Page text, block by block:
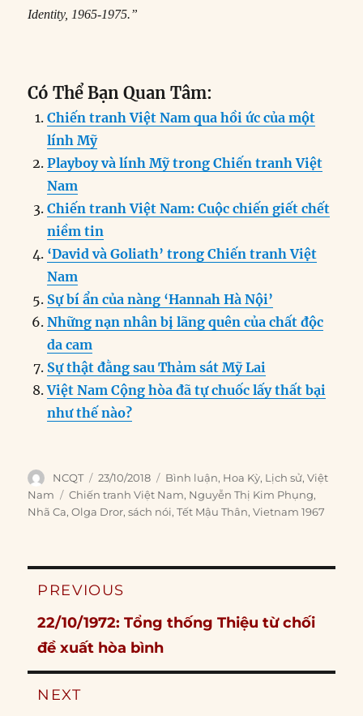
Identity, 1965-1975.”
Có Thể Bạn Quan Tâm:
Chiến tranh Việt Nam qua hồi ức của một
lính Mỹ
Playboy và lính Mỹ trong Chiến tranh Việt
Nam
Chiến tranh Việt Nam: Cuộc chiến giết chết
niềm tin
‘David và Goliath’ trong Chiến tranh Việt
Nam
Sự bí ẩn của nàng ‘Hannah Hà Nội’
Những nạn nhân bị lãng quên của chất độc
da cam
Sự thật đằng sau Thảm sát Mỹ Lai
Việt Nam Cộng hòa đã tự chuốc lấy thất bại
như thế nào?
Author
NCQT
Posted
on
23/10/2018 Categories
Bình luận, Hoa Kỳ, Lịch sử,Việt
Nam
Tags
Chiến tranh Việt Nam, Nguyễn Thị Kim Phụng,
Nhã Ca,Olga Dror,sách nói,Tết Mậu Thân,Vietnam 1967
Post
PREVIOUS
Previous
post:
22/10/1972: Tổng thống Thiệu từ chối
đề xuất hòa bình
NEXT